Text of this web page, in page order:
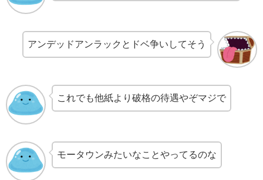
アンデッドアンラックとドベ争いしてそう
これでも他紙より破格の待遇やぞマジで
モータウンみたいなことやってるのな